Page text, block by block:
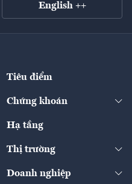
English ++
Tiêu điểm
Chứng khoán
Doanh nghiệp niêm yết
Hạ tầng
Thị trường
Doanh nghiệp